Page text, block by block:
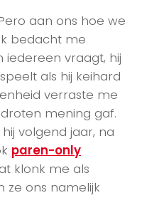
aan ons hoe we
bedacht me
vraagt, hij
als hij keihard
verraste me
mening gaf.
volgend jaar, na
paren-only
klonk me als
ze ons namelijk